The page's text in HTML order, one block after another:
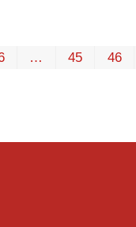
… 45 46